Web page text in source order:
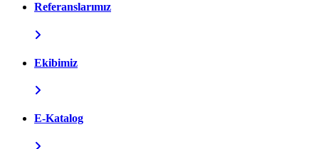
Referanslarımız
Ekibimiz
E-Katalog